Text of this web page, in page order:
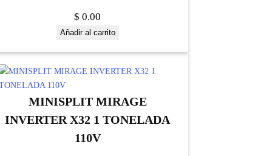
$ 0.00
Añadir al carrito
MINISPLIT MIRAGE
INVERTER X32 1 TONELADA
110V